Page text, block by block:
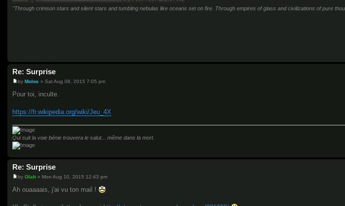
"Through crimson stars and silent stars and tumbling nebulas like oceans set on fire. Through empires of glass and civilizations of pure
Re: Surprise
P
s
by Moloc » Sat Aug 08, 2015 7:05 pm
Pour toi, inculte.
https://fr.wikipedia.org/wiki/Jeu_4X
Qui suit la voie bénie trouvera le salut... même dans la mort.
Re: Surprise
P
s
by Olah » Mon Aug 10, 2015 12:43 pm
Ah ouaaaais, j'ai vu ton mail !